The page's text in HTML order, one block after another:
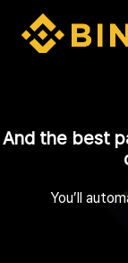
And the best
You’ll